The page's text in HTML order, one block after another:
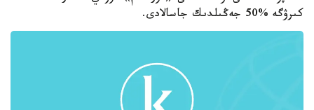
كىرۋگە %50 جەڭىلدىك جاسالادى.